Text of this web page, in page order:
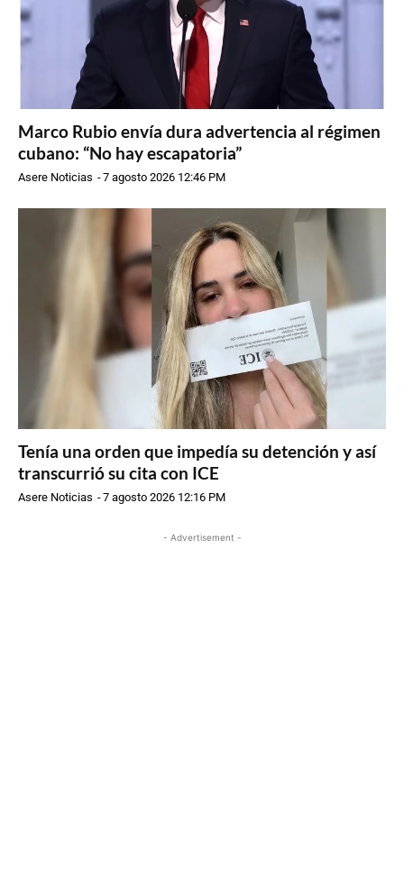
Marco Rubio envía dura advertencia al régimen
cubano: “No hay escapatoria”
Asere Noticias -7 agosto 2026 12:46 PM
Tenía una orden que impedía su detención y así
transcurrió su cita con ICE
Asere Noticias -7 agosto 2026 12:16 PM
- Advertisement -